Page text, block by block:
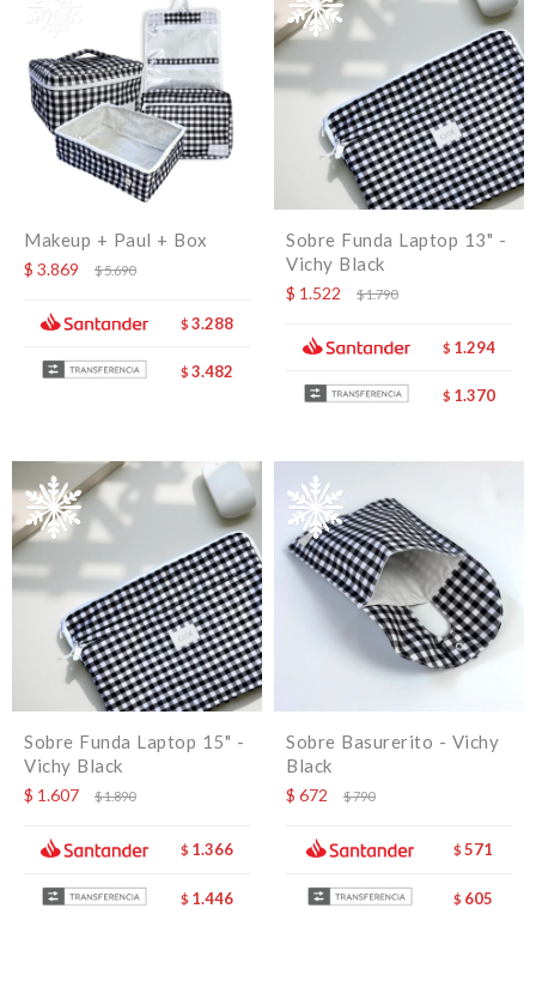
Makeup + Paul + Box
$ 3.869 $5.690
$ 3.288
$ 3.482
Sobre Funda Laptop 13" -
Vichy Black
$ 1.522 $1.790
$ 1.294
$ 1.370
Sobre Funda Laptop 15" -
Vichy Black
$ 1.607 $1.890
$ 1.366
$ 1.446
Sobre Basurerito - Vichy
Black
$ 672 $790
$ 571
$ 605